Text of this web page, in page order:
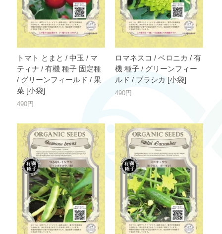
トマト とまと / 中玉 / マ
ティナ / 有機 種子 固定種
/ グリーンフィールド / 果
菜 [小袋]
490円
ロマネスコ / ベロニカ / 有
機 種子 / グリーンフィー
ルド / ブラシカ [小袋]
490円